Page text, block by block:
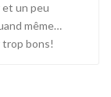
un peu
même…
trop bons!